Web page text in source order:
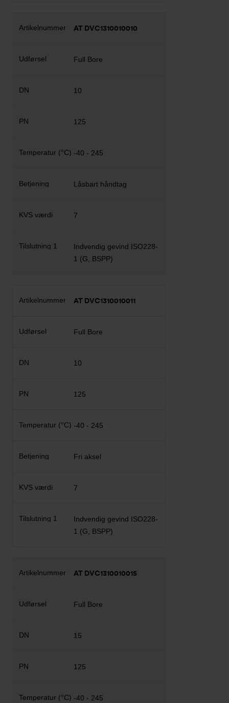
AT DVC1310010010
Full Bore
10
125
-40 - 245
Låsbart håndtag
7
Indvendig gevind ISO228-
1 (G, BSPP)
AT DVC1310010011
Full Bore
10
125
-40 - 245
Fri aksel
7
Indvendig gevind ISO228-
1 (G, BSPP)
AT DVC1310010015
Full Bore
15
125
-40 - 245